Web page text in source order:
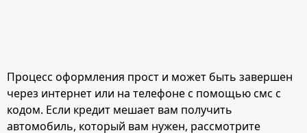
Процесс оформления прост и может быть завершен
через интернет или на телефоне с помощью смс с
кодом. Если кредит мешает вам получить
автомобиль, который вам нужен, рассмотрите